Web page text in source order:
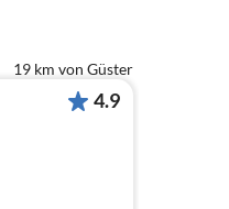
19 km von Güster
4.9